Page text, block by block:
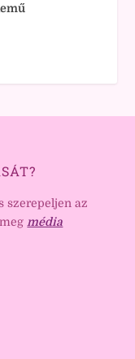
szerepeljen az
média